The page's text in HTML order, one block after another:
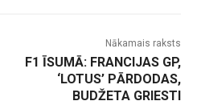
Nākamais raksts
F1 ĪSUMĀ: FRANCIJAS GP,
‘LOTUS’ PĀRDODAS,
BUDŽETA GRIESTI